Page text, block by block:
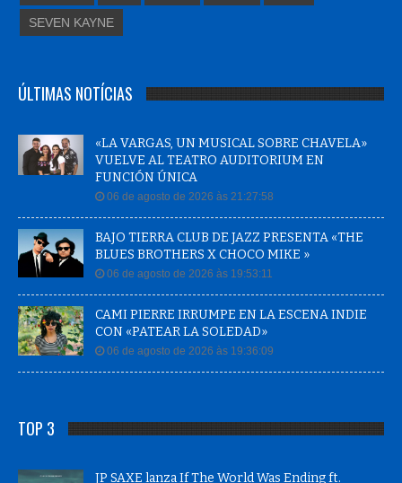
SEVEN KAYNE
ÚLTIMAS NOTÍCIAS
«LA VARGAS, UN MUSICAL SOBRE CHAVELA»
VUELVE AL TEATRO AUDITORIUM EN
FUNCIÓN ÚNICA
06 de agosto de 2026 às 21:27:58
BAJO TIERRA CLUB DE JAZZ PRESENTA «THE
BLUES BROTHERS X CHOCO MIKE »
06 de agosto de 2026 às 19:53:11
CAMI PIERRE IRRUMPE EN LA ESCENA INDIE
CON «PATEAR LA SOLEDAD»
06 de agosto de 2026 às 19:36:09
TOP 3
JP SAXE lanza If The World Was Ending ft.